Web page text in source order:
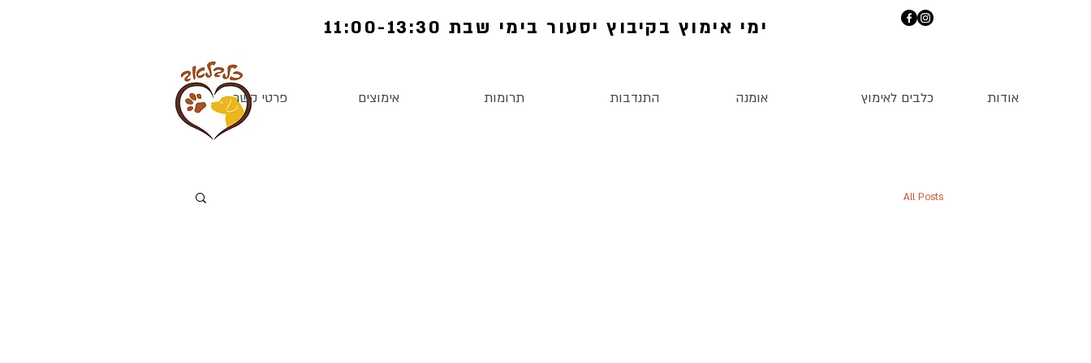
ימי אימוץ בקיבוץ יסעור בימי שבת 11:00-13:30
אודות כלבים לאימוץ אומנה התנדבות תרומות אימוצים פרטי קשר
All Posts